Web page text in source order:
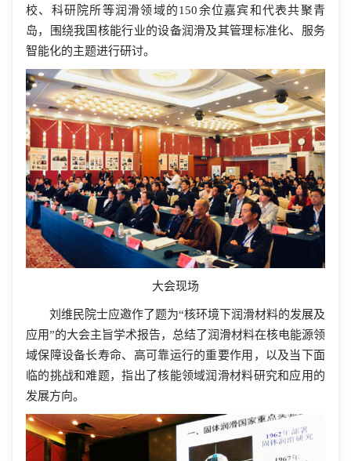
校、科研院所等润滑领域的150余位嘉宾和代表共聚青
岛，围绕我国核能行业的设备润滑及其管理标准化、服务
智能化的主题进行研讨。
大会现场
刘维民院士应邀作了题为“核环境下润滑材料的发展及
应用”的大会主旨学术报告，总结了润滑材料在核电能源领
域保障设备长寿命、高可靠运行的重要作用，以及当下面
临的挑战和难题，指出了核能领域润滑材料研究和应用的
发展方向。